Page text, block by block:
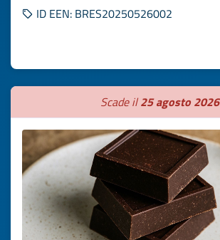
ID EEN: BRES20250526002
Scade il25 agosto 2026